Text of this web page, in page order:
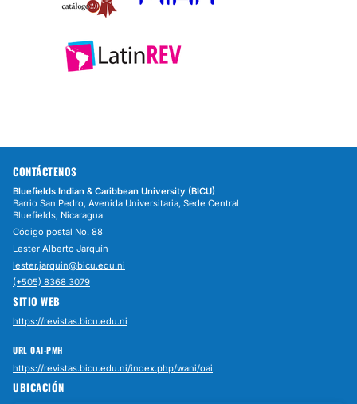
CONTÁCTENOS
Bluefields Indian & Caribbean University (BICU)
Barrio San Pedro, Avenida Universitaria, Sede Central
Bluefields, Nicaragua
Código postal No. 88
Lester Alberto Jarquín
lester.jarquin@bicu.edu.ni
(+505) 8368 3079
SITIO WEB
https://revistas.bicu.edu.ni
URL OAI-PMH
https://revistas.bicu.edu.ni/index.php/wani/oai
UBICACIÓN